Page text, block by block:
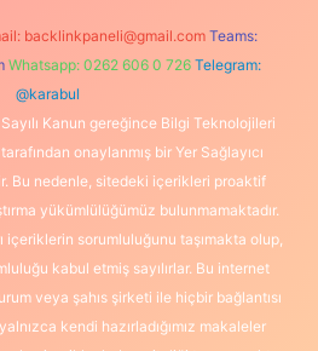
backlinkpaneli@gmail.com Teams:
Whatsapp: 0262 606 0 726 Telegram:
@karabul
Kanun gereğince Bilgi Teknolojileri
onaylanmış bir Yer Sağlayıcı
Bu nedenle, sitedeki içerikleri proaktif
yükümlülüğümüz bulunmamaktadır.
içeriklerin sorumluluğunu taşımakta olup,
kabul etmiş sayılırlar. Bu internet
veya şahıs şirketi ile hiçbir bağlantısı
kendi hazırladığımız makaleler